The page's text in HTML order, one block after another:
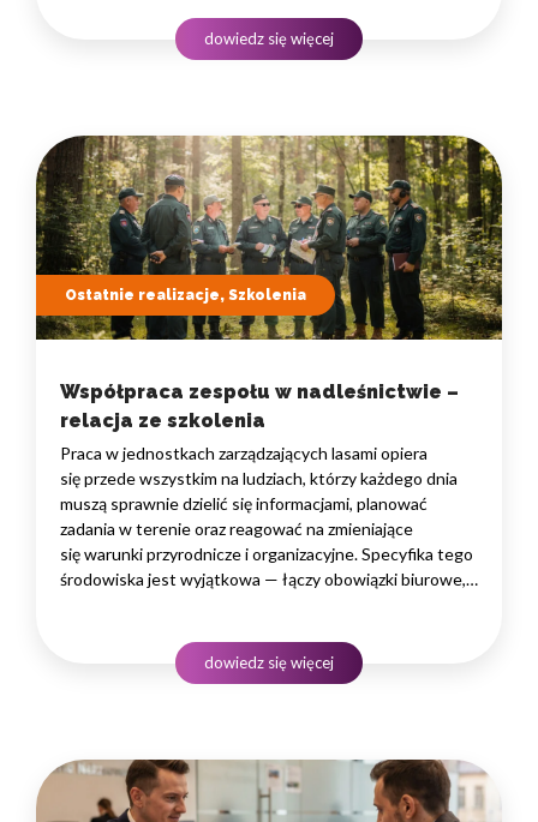
rozwojowego to decyzja strategiczna — wpływa
na wydajność zespołów,…
dowiedz się więcej
Ostatnie realizacje, Szkolenia
Współpraca zespołu w nadleśnictwie –
relacja ze szkolenia
Praca w jednostkach zarządzających lasami opiera
się przede wszystkim na ludziach, którzy każdego dnia
muszą sprawnie dzielić się informacjami, planować
zadania w terenie oraz reagować na zmieniające
się warunki przyrodnicze i organizacyjne. Specyfika tego
środowiska jest wyjątkowa — łączy obowiązki biurowe,
podejmowania decyzji. W takim środowisku
to nie pojedyncze kompetencje, lecz dobrze…
dowiedz się więcej